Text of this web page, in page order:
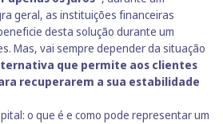
geral, as instituições financeiras
desta solução durante um
Mas, vai sempre depender da situação
que permite aos clientes
recuperarem a sua estabilidade
o que é e como pode representar um